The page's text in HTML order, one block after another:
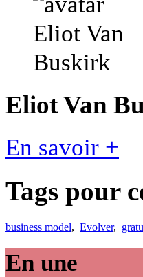
Eliot Van
En savoir +
Tags pour
business model, Evolver,
En une